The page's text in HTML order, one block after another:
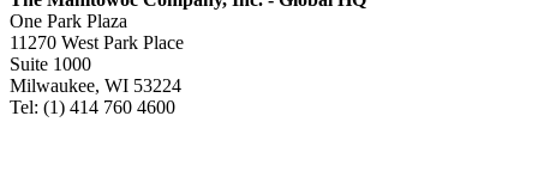
One Park Plaza
11270 West Park Place
Suite 1000
Milwaukee, WI 53224
Tel: (1) 414 760 4600